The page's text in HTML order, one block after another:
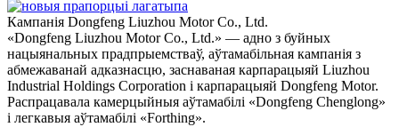
Кампанія Dongfeng Liuzhou Motor Co., Ltd.
«Dongfeng Liuzhou Motor Co., Ltd.» — адно з буйных
нацыянальных прадпрыемстваў, аўтамабільная кампанія з
абмежаванай адказнасцю, заснаваная карпарацыяй Liuzhou
Industrial Holdings Corporation і карпарацыяй Dongfeng Motor.
Распрацавала камерцыйныя аўтамабілі «Dongfeng Chenglong»
і легкавыя аўтамабілі «Forthing».